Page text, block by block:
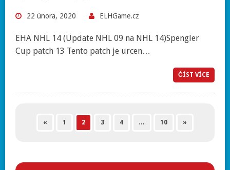
22 února, 2020 ELHGame.cz
EHA NHL 14 (Update NHL 09 na NHL 14)Spengler
Cup patch 13 Tento patch je urcen…
ČÍST VÍCE
« 1 2 3 4 … 10 »